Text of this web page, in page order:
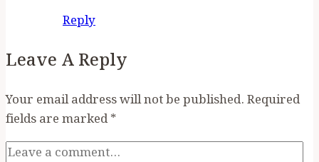
Reply
Leave A Reply
Your email address will not be published.Required
fields are marked*